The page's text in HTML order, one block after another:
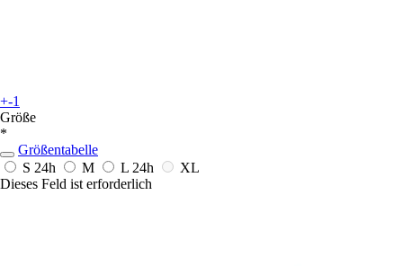
+-1
Größe
*
Größentabelle
S 24h M L 24h
XL
Dieses Feld ist erforderlich